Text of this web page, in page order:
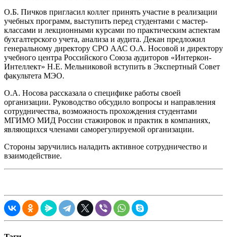
О.Б. Пичков пригласил коллег принять участие в реализации
учебных программ, выступить перед студентами с мастер-
классами и лекционными курсами по практическим аспектам
бухгалтерского учета, анализа и аудита. Декан предложил
генеральному директору СРО ААС О.А. Носовой и директору
учебного центра Российского Союза аудиторов «Интеркон-
Интеллект» Н.Е. Мельниковой вступить в Экспертный Совет
факультета МЭО.
О.А. Носова рассказала о специфике работы своей
организации. Руководство обсудило вопросы и направления
сотрудничества, возможность прохождения студентами
МГИМО МИД России стажировок и практик в компаниях,
являющихся членами саморегулируемой организации.
Стороны заручились наладить активное сотрудничество и
взаимодействие.